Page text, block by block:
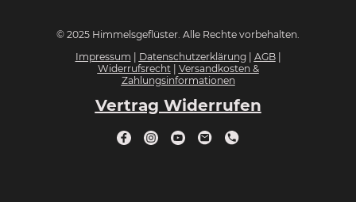
© 2025 Himmelsgeflüster. Alle Rechte vorbehalten.
Impressum | Datenschutzerklärung| AGB|
Widerrufsrecht| Versandkosten &
Zahlungsinformationen
Vertrag Widerrufen